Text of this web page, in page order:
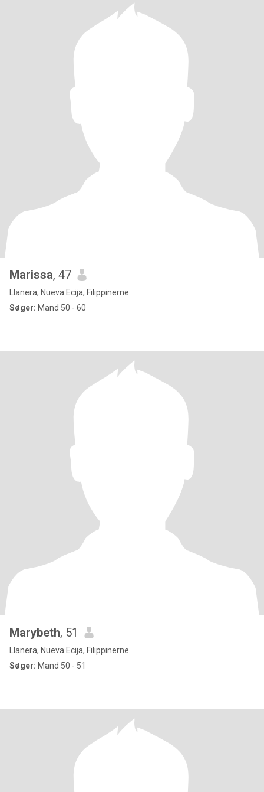
Marissa, 47
Llanera, Nueva Ecija, Filippinerne
Søger: Mand 50 - 60
Marybeth, 51
Llanera, Nueva Ecija, Filippinerne
Søger: Mand 50 - 51